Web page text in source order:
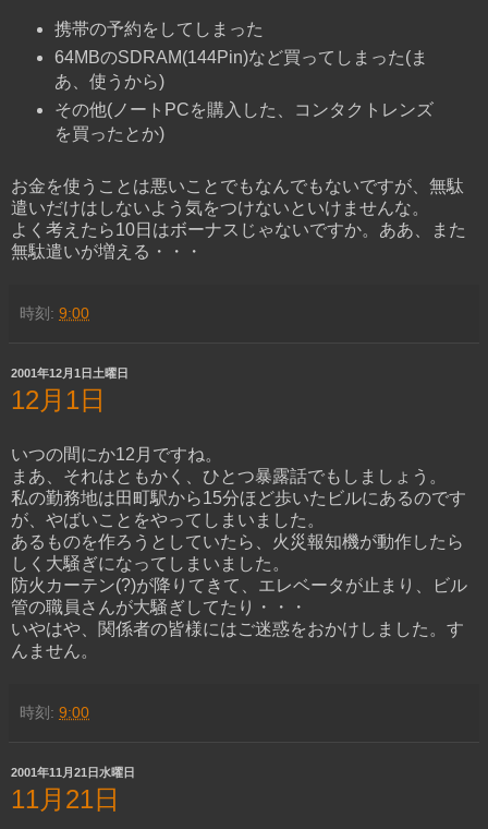
携帯の予約をしてしまった
64MBのSDRAM(144Pin)など買ってしまった(ま
あ、使うから)
その他(ノートPCを購入した、コンタクトレンズ
を買ったとか)
お金を使うことは悪いことでもなんでもないですが、無駄
遣いだけはしないよう気をつけないといけませんな。
よく考えたら10日はボーナスじゃないですか。ああ、また
無駄遣いが増える・・・
時刻: 9:00
2001年12月1日土曜日
12月1日
いつの間にか12月ですね。
まあ、それはともかく、ひとつ暴露話でもしましょう。
私の勤務地は田町駅から15分ほど歩いたビルにあるのです
が、やばいことをやってしまいました。
あるものを作ろうとしていたら、火災報知機が動作したら
しく大騒ぎになってしまいました。
防火カーテン(?)が降りてきて、エレベータが止まり、ビル
管の職員さんが大騒ぎしてたり・・・
いやはや、関係者の皆様にはご迷惑をおかけしました。す
んません。
時刻: 9:00
2001年11月21日水曜日
11月21日